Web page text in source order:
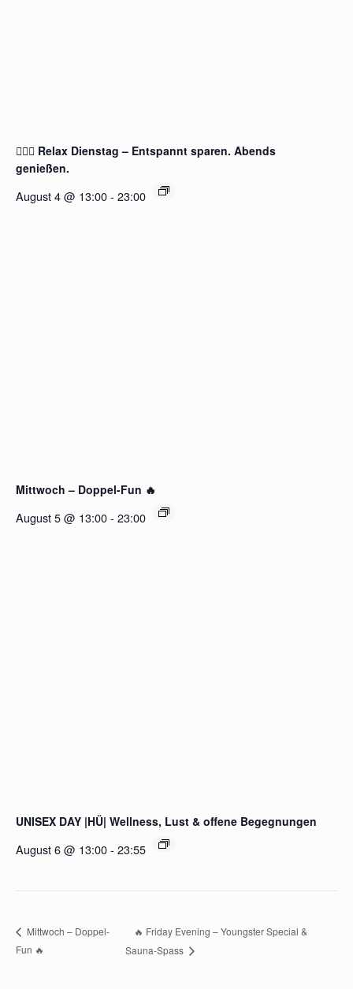
🧖‍♂️✨ Relax Dienstag – Entspannt sparen. Abends
genießen.
August 4 @ 13:00- 23:00
Mittwoch – Doppel-Fun 🔥
August 5 @ 13:00- 23:00
UNISEX DAY |HÜ| Wellness, Lust & offene Begegnungen
August 6 @ 13:00- 23:55
Mittwoch – Doppel-
Fun 🔥
🔥 Friday Evening – Youngster Special &
Sauna-Spass